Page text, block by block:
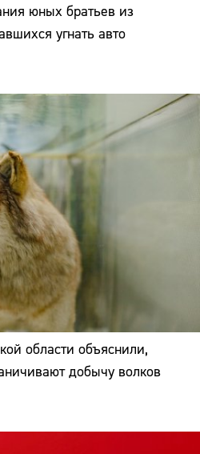
юных братьев из
угнать авто
области объяснили,
добычу волков